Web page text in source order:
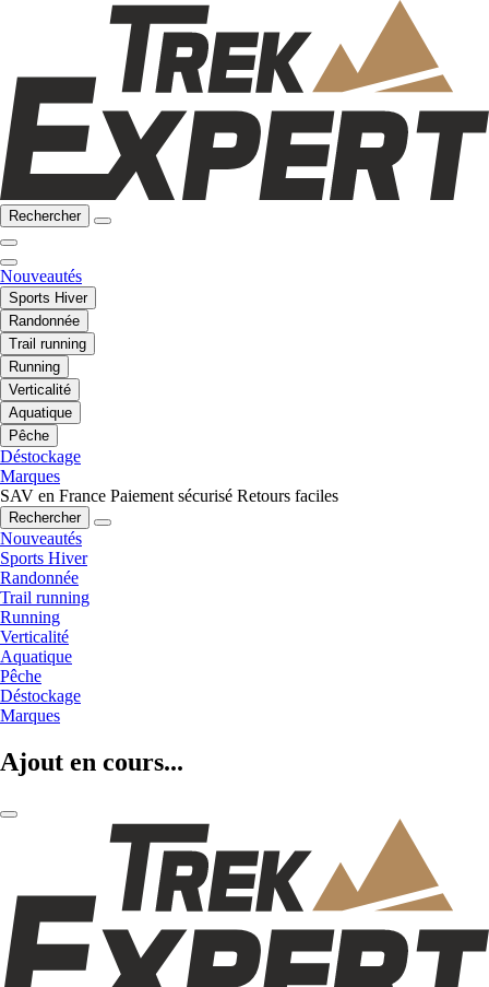
Rechercher
Nouveautés
Sports Hiver
Randonnée
Trail running
Running
Verticalité
Aquatique
Pêche
Déstockage
Marques
SAV en France Paiement sécurisé Retours faciles
Rechercher
Nouveautés
Sports Hiver
Randonnée
Trail running
Running
Verticalité
Aquatique
Pêche
Déstockage
Marques
Ajout en cours...